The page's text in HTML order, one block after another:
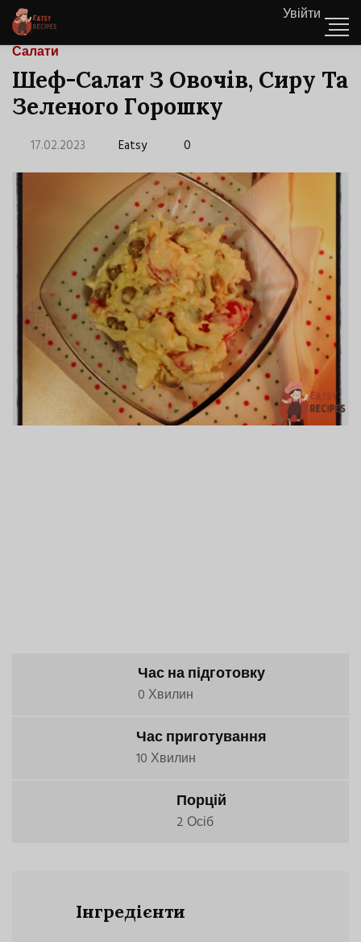
Увійти
Салати
Шеф-Салат З Овочів, Сиру Та
Зеленого Горошку
17.02.2023 Eatsy 0
Час на підготовку
0 Хвилин
Час приготування
10 Хвилин
Порцій
2 Осіб
Інгредієнти